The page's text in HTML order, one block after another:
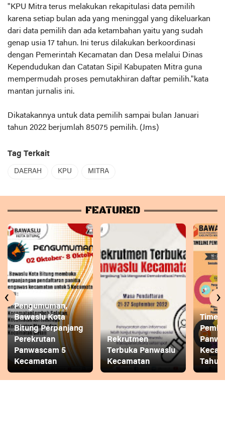
"KPU Mitra terus melakukan rekapitulasi data pemilih
karena setiap bulan ada yang meninggal yang dikeluarkan
dari data pemilih dan ada ketambahan yaitu yang sudah
genap usia 17 tahun. Ini terus dilakukan berkoordinasi
dengan Pemerintah Kecamatan dan Desa melalui Dinas
Kependudukan dan Catatan Sipil Kabupaten Mitra guna
mempermudah proses pemutakhiran daftar pemilih."kata
mantan jurnalis ini.
Dikatakannya untuk data pemilih sampai bulan Januari
tahun 2022 berjumlah 85075 pemilih. (Jms)
Tag Terkait
DAERAH KPU MITRA
FEATURED
Pengumuman,
Bawaslu Kota
Bitung Perpanjang
Perekrutan
Panwascam 5
Kecamatan
Rekrutmen
Terbuka Panwaslu
Kecamatan
Tahun
‹ ›